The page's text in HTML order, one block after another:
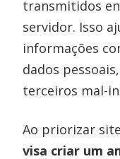
transmitidos
servidor. Isso
informações
dados
terceiros mal-
Ao priorizar
visa criar um